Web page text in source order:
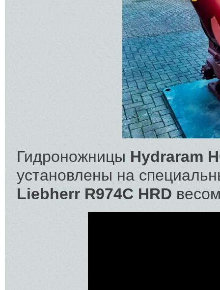
Гидроножницы Hydraram
установлены на
Liebherr R974C HRD